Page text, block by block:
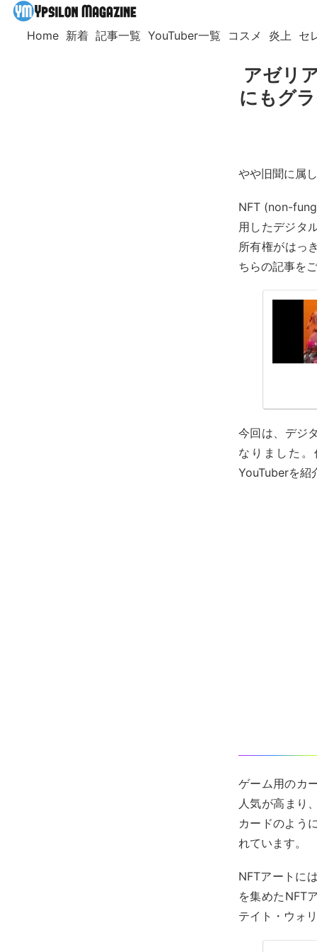
Home 新着 記事一覧 YouTuber一覧 コスメ 炎上 セ
アゼリ
にもグ
やや旧聞に属
NFT (non-
用したデジタ
所有権がはっ
ちらの記事を
今回は、デジ
なりました
YouTuberを紹
ゲーム用のカ
人気が高まり
カードのよう
れています。
NFTアートに
を集めたNFT
テイト・ウォ